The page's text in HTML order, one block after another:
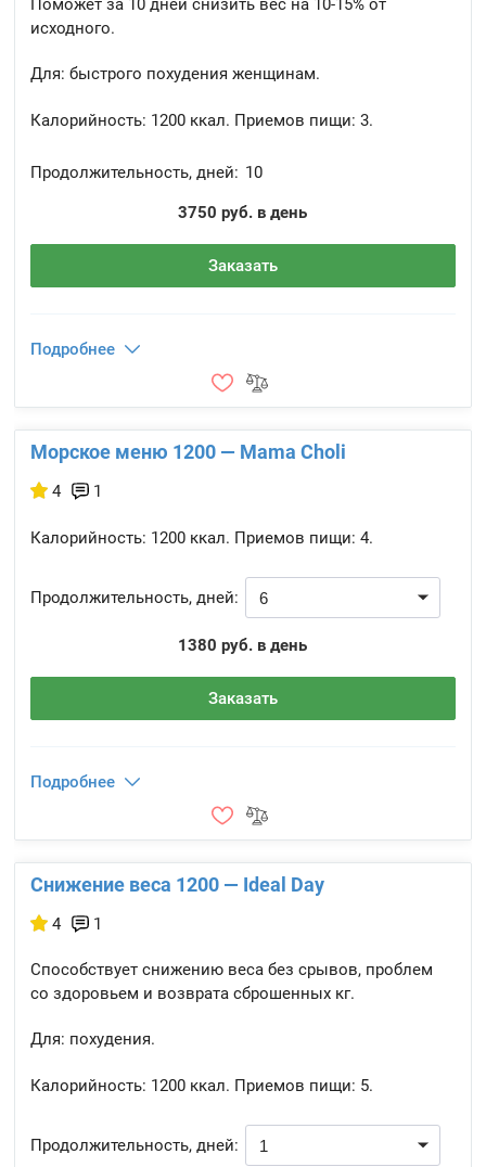
Поможет за 10 дней снизить вес на 10-15% от
исходного.
Для: быстрого похудения женщинам.
Калорийность: 1200 ккал. Приемов пищи: 3.
Продолжительность, дней: 10
3750 руб. в день
Заказать
Подробнее
Морское меню 1200 — Mama Choli
4 1
Калорийность: 1200 ккал. Приемов пищи: 4.
Продолжительность, дней:
1380 руб. в день
Заказать
Подробнее
Снижение веса 1200 — Ideal Day
4 1
Способствует снижению веса без срывов, проблем
со здоровьем и возврата сброшенных кг.
Для: похудения.
Калорийность: 1200 ккал. Приемов пищи: 5.
Продолжительность, дней: